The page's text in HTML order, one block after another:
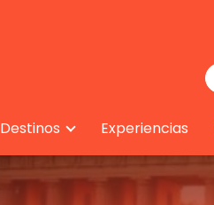
Destinos Experiencias